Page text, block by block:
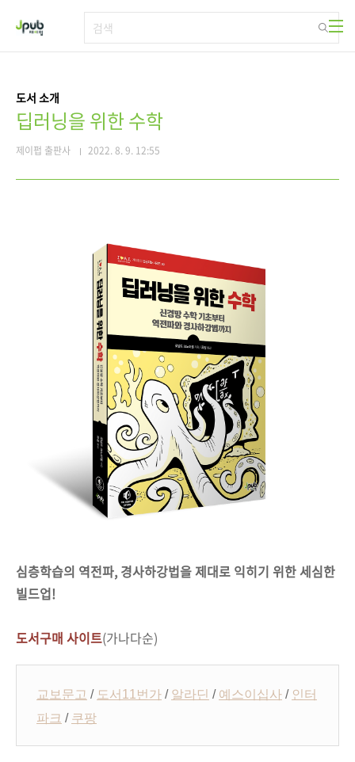
도서 소개
딥러닝을 위한 수학
제이펍 출판사 2022. 8. 9. 12:55
심층학습의 역전파, 경사하강법을 제대로 익히기 위한 세심한
빌드업!
도서구매 사이트(가나다순)
교보문고 / 도서11번가 / 알라딘 / 예스이십사 / 인터
파크 / 쿠팡